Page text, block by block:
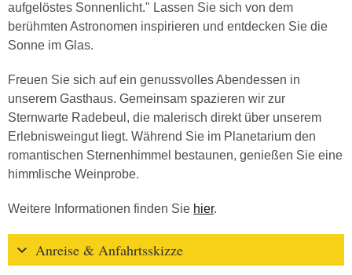
aufgelöstes Sonnenlicht." Lassen Sie sich von dem
berühmten Astronomen inspirieren und entdecken Sie die
Sonne im Glas.
Freuen Sie sich auf ein genussvolles Abendessen in
unserem Gasthaus. Gemeinsam spazieren wir zur
Sternwarte Radebeul, die malerisch direkt über unserem
Erlebnisweingut liegt. Während Sie im Planetarium den
romantischen Sternenhimmel bestaunen, genießen Sie eine
himmlische Weinprobe.
Weitere Informationen finden Sie hier.
Anreise & Anfahrtsskizze